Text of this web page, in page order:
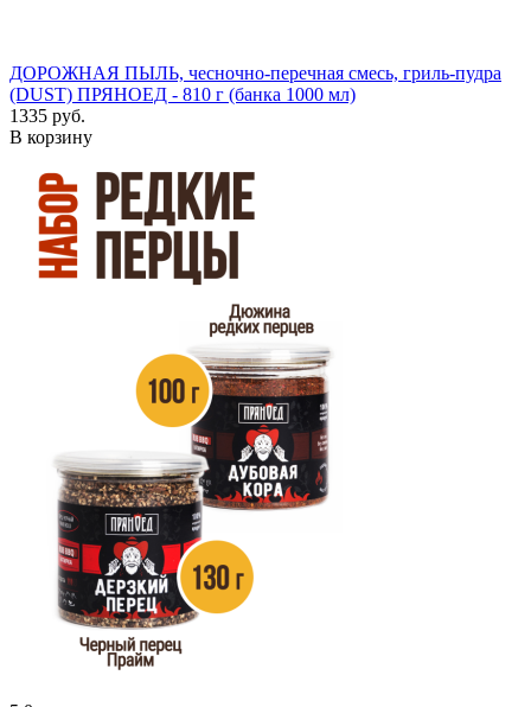
ДОРОЖНАЯ ПЫЛЬ, чесночно-перечная смесь, гриль-пудра
(DUST) ПРЯНОЕД - 810 г (банка 1000 мл)
1335 руб.
В корзину